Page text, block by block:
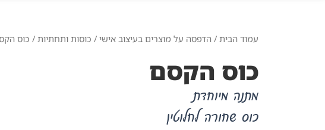
עמוד הבית / הדפסה על מוצרים בעיצוב אישי / כוסות ותחתיות / כוס
כוס הקסם
מתנה מיוחדת
כוס שחורה לחלוטין